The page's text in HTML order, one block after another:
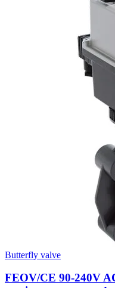
Butterfly valve
FEOV/CE 90-240V